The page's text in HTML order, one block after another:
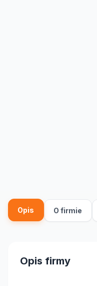
Opis O firmie
Opis firmy